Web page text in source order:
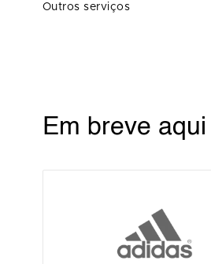
Outros serviços
Em breve aqui